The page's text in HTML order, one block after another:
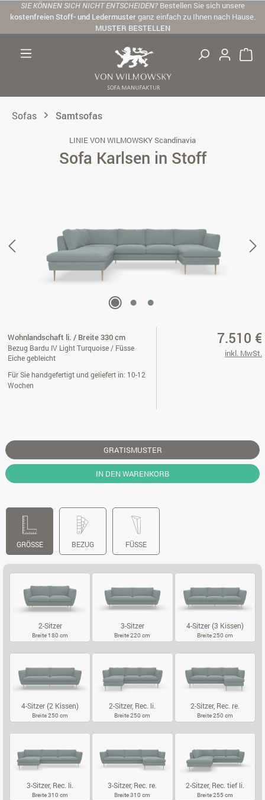
Zum Hauptinhalt springen
SIE KÖNNEN SICH NICHT ENTSCHEIDEN? Bestellen Sie sich unsere
kostenfreien Stoff- und Ledermusterganz einfach zu Ihnen nach Hause.
MUSTER BESTELLEN
Sofas Samtsofas
LINIE VON WILMOWSKY Scandinavia
Sofa Karlsen in Stoff
Wohnlandschaft li. / Breite 330 cm
Bezug Bardu IV Light Turquoise / Füsse
Eiche gebleicht
Für Sie handgefertigt und geliefert in: 10-12
Wochen
7.510 €
inkl. MwSt.
GRATISMUSTER
IN DEN WARENKORB
GRÖSSE BEZUG FÜSSE
2-Sitzer
Breite 180 cm
3-Sitzer
Breite 220 cm
4-Sitzer (3 Kissen)
Breite 250 cm
4-Sitzer (2 Kissen)
Breite 250 cm
2-Sitzer, Rec. li.
Breite 250 cm
2-Sitzer, Rec. re.
Breite 250 cm
3-Sitzer, Rec. li.
Breite 310 cm
3-Sitzer, Rec. re.
Breite 310 cm
2-Sitzer, Rec. tief li.
Breite 255 cm